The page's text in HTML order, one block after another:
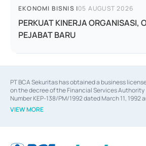
EKONOMI BISNIS |05 AUGUST 2026
PERKUAT KINERJA ORGANISASI,
PEJABAT BARU
PT BCA Sekuritas has obtained a business
on the decree of the Financial Services
Number KEP-138/PM/1992 dated March 11, 1992
dated February 28, 2014, a business license as
decree of the Financial Services Authority Number
VIEW MORE